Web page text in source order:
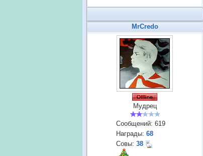
MrCredo
Мудрец
Сообщений: 619
Награды: 68
Совы: 38